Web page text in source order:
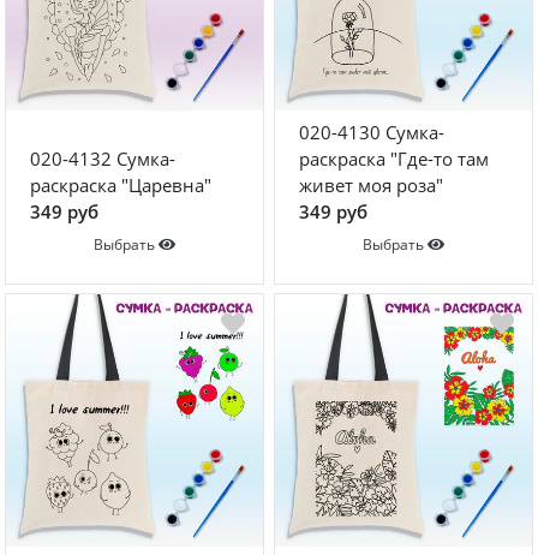
020-4132 Сумка-
раскраска "Царевна"
349 руб
Выбрать
020-4130 Сумка-
раскраска "Где-то там
живет моя роза"
349 руб
Выбрать